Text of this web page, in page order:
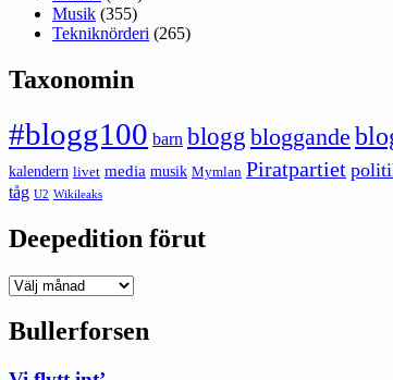
Musik (355)
Tekniknörderi (265)
Taxonomin
#blogg100 barn blogg bloggande
kalendern livet media musik Mymlan Piratpartiet
tåg U2 Wikileaks
Deepedition förut
Deepedition
Bullerforsen